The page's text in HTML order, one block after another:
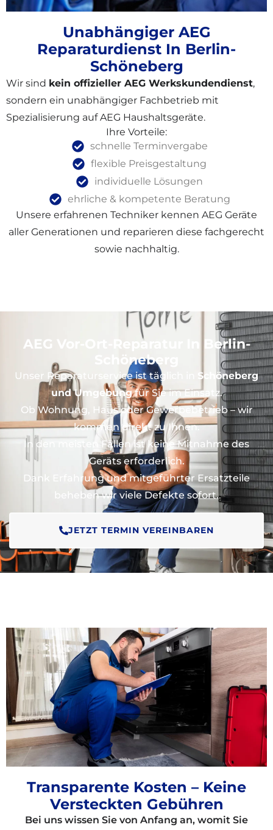
Unabhängiger AEG
Reparaturdienst In Berlin-
Schöneberg
Wir sind kein offizieller AEG Werkskundendienst,
sondern ein unabhängiger Fachbetrieb mit
Spezialisierung auf AEG Haushaltsgeräte.
Ihre Vorteile:
schnelle Terminvergabe
flexible Preisgestaltung
individuelle Lösungen
ehrliche & kompetente Beratung
Unsere erfahrenen Techniker kennen AEG Geräte
aller Generationen und reparieren diese fachgerecht
sowie nachhaltig.
AEG Vor-Ort-Reparatur In Berlin-
Schöneberg
Unser Reparaturservice ist täglich in
Schöneberg
und Umgebungfür Sie im Einsatz.
Ob Wohnung, Haus oder Gewerbebetrieb – wir
kommen direkt zu Ihnen.
In den meisten Fällen ist keine Mitnahme des
Geräts erforderlich.
Dank Erfahrung und mitgeführter Ersatzteile
beheben wir viele Defekte sofort.
JETZT TERMIN VEREINBAREN
Transparente Kosten – Keine
Versteckten Gebühren
Bei uns wissen Sie von Anfang an, womit Sie